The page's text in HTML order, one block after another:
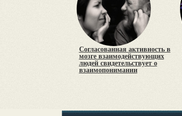
Согласованная активность в
мозге взаимодействующих
людей свидетельствует о
взаимопонимании